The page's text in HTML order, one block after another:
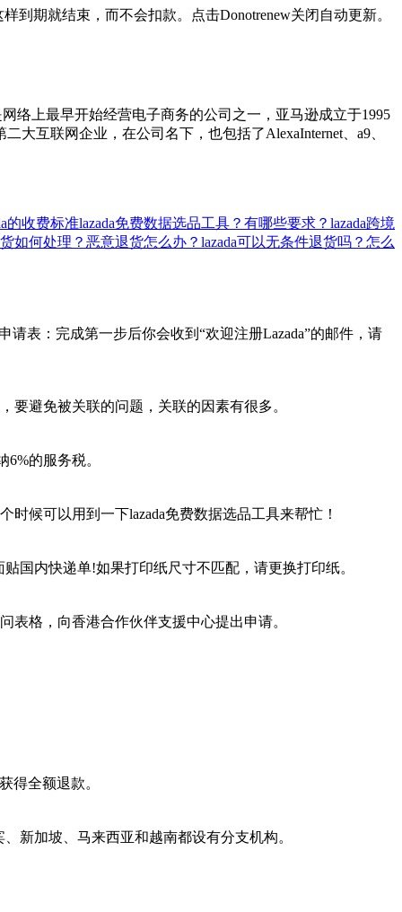
到期就结束，而不会扣款。点击Donotrenew关闭自动更新。
络上最早开始经营电子商务的公司之一，亚马逊成立于1995
互联网企业，在公司名下，也包括了AlexaInternet、a9、
的收费标准lazada免费数据选品工具？有哪些要求？ lazada跨境
货如何处理？恶意退货怎么办？ lazada可以无条件退货吗？怎么
请表：完成第一步后你会收到“欢迎注册Lazada”的邮件，请
要避免被关联的问题，关联的因素有很多。
的服务税。
候可以用到一下lazada免费数据选品工具来帮忙！
国内快递单!如果打印纸尺寸不匹配，请更换打印纸。
表格，向香港合作伙伴支援中心提出申请。
得全额退款。
新加坡、马来西亚和越南都设有分支机构。